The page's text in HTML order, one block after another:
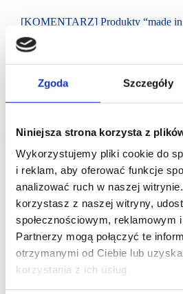
Zgoda Szczegóły
Niniejsza strona korzysta z
Wykorzystujemy pliki cookie do
i reklam, aby oferować funkcje
analizować ruch w naszej
korzystasz z naszej witryny,
społecznościowym, reklamowym
Partnerzy mogą połączyć te
otrzymanymi od Ciebie lub
korzystania z ich usług.
[KOMENTARZ] Produkty “made in
na atrakcyjności
będzie droższe. Do kosztu przesyłki
ta zniechęci Polaków do